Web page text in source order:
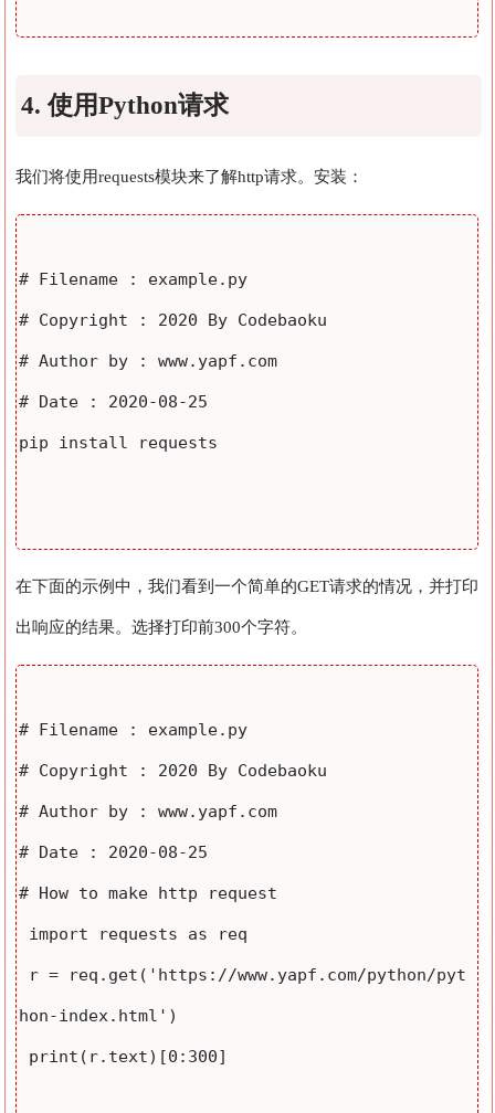
4. 使用Python请求
我们将使用requests模块来了解http请求。安装：
# Filename : example.py
# Copyright : 2020 By Codebaoku
# Author by : www.yapf.com
# Date : 2020-08-25
pip install requests
在下面的示例中，我们看到一个简单的GET请求的情况，并打印
出响应的结果。选择打印前300个字符。
# Filename : example.py
# Copyright : 2020 By Codebaoku
# Author by : www.yapf.com
# Date : 2020-08-25
# How to make http request
hon-index.html')